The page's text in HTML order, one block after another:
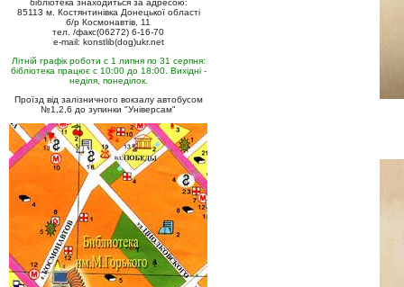
бібліотека знаходиться за адресою:
85113 м. Костянтинівка Донецької області
б/р Космонавтів, 11
тел. /факс(06272) 6-16-70
e-mail: konstlib(dog)ukr.net
Літній графік роботи с 1 липня по 31 серпня:
бібліотека працює с 10:00 до 18:00. Вихідні -
неділя, понеділок.
Проїзд від залізничного вокзалу автобусом
№1,2,6 до зупинки "Універсам"